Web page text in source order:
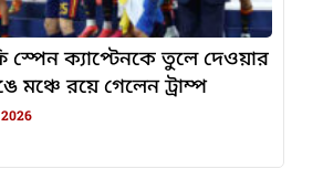
স্পেন ক্যাপ্টেনকে তুলে দেওয়ার
মঞ্চে রয়ে গেলেন ট্রাম্প